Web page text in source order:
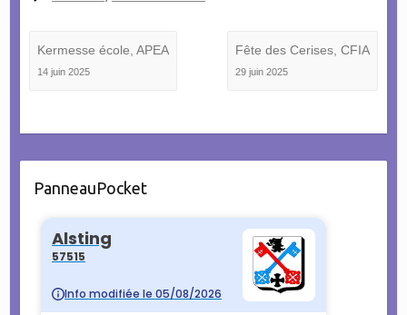
Kermesse école, APEA
14 juin 2025
Fête des Cerises, CFIA
29 juin 2025
PanneauPocket